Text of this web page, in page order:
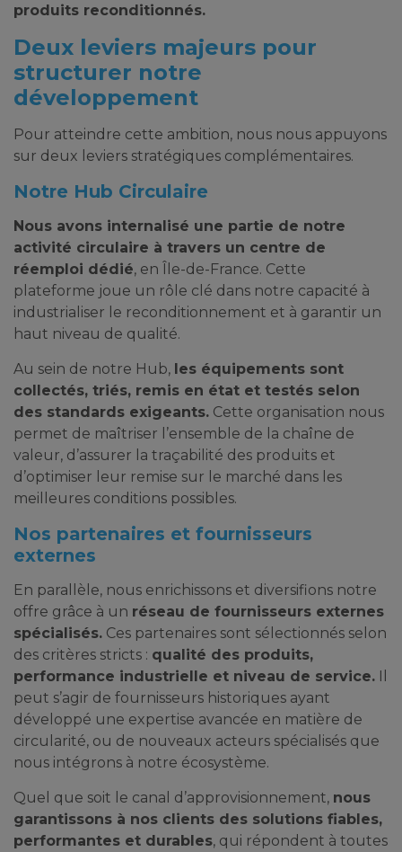
produits reconditionnés.
Deux leviers majeurs pour
structurer notre
développement
Pour atteindre cette ambition, nous nous appuyons
sur deux leviers stratégiques complémentaires.
Notre Hub Circulaire
Nous avons internalisé une partie de notre
activité circulaire à travers un centre de
réemploi dédié, en Île-de-France. Cette
plateforme joue un rôle clé dans notre capacité à
industrialiser le reconditionnement et à garantir un
haut niveau de qualité.
Au sein de notre Hub, les équipements sont
collectés, triés, remis en état et testés selon
des standards exigeants. Cette organisation nous
permet de maîtriser l’ensemble de la chaîne de
valeur, d’assurer la traçabilité des produits et
d’optimiser leur remise sur le marché dans les
meilleures conditions possibles.
Nos partenaires et fournisseurs
externes
En parallèle, nous enrichissons et diversifions notre
offre grâce à un réseau de fournisseurs externes
spécialisés. Ces partenaires sont sélectionnés selon
des critères stricts : qualité des produits,
performance industrielle et niveau de service. Il
peut s’agir de fournisseurs historiques ayant
développé une expertise avancée en matière de
circularité, ou de nouveaux acteurs spécialisés que
nous intégrons à notre écosystème.
Quel que soit le canal d’approvisionnement, nous
garantissons à nos clients des solutions fiables,
performantes et durables, qui répondent à toutes